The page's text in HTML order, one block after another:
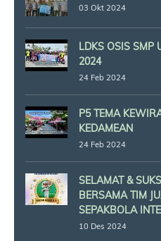
03 Okt 2024
LDKS OSIS SMP
2024
24 Feb 2024
P5 TEMA
KEDAMEAN
24 Feb 2024
SELAMAT &
BERSAMA TIM
SEPAKBOLA
10 Des 2024